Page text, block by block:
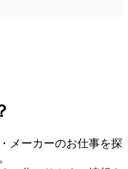
メーカーのお仕事を探